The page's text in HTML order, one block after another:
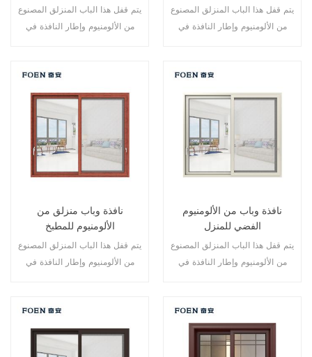
يتم قفل هذا الباب المنزلق المصنوع
من الألومنيوم وإطار النافذة في
أنواع مختلفة من الأبواب لتلبية
يتم قفل هذا الباب المنزلق المصنوع
من الألومنيوم وإطار النافذة في
الأبواب لتلبية الاحتياجات المعمارية
المختلفة
نافذة وباب منزلق من
الألومنيوم للمطبخ
يتم قفل هذا الباب المنزلق المصنوع
من الألومنيوم وإطار النافذة في
الأبواب لتلبية الاحتياجات المعمارية
المختلفة
نافذة وباب من الألومنيوم
الفضي للمنزل
يتم قفل هذا الباب المنزلق المصنوع
من الألومنيوم وإطار النافذة في
الأبواب لتلبية الاحتياجات المعمارية
المختلفة.